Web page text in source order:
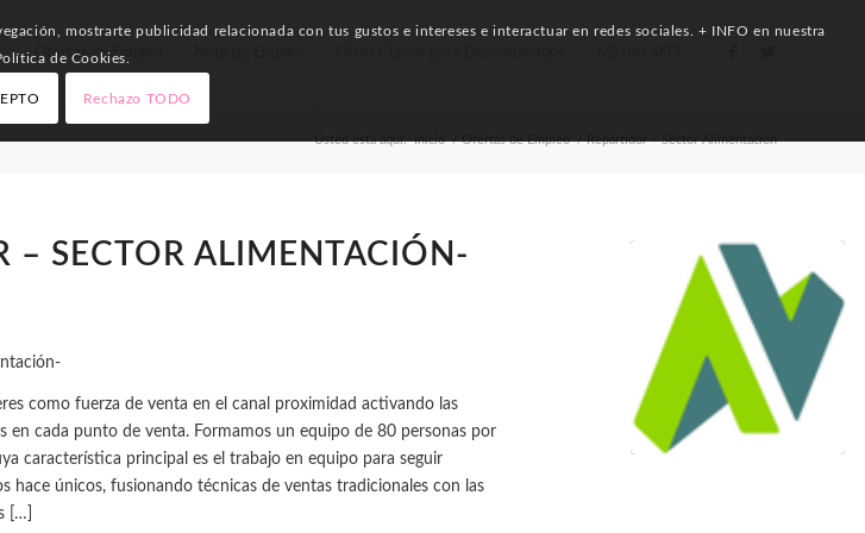
Ofertas de Empleo
Usted está aquí: Inicio / Ofertas de Empleo / Repartidor – Sector Alimentación-
– SECTOR ALIMENTACIÓN-
como fuerza de venta en el canal proximidad activando las
en cada punto de venta. Formamos un equipo de 80 personas por
característica principal es el trabajo en equipo para seguir
hace únicos, fusionando técnicas de ventas tradicionales con las
[…]
mostrarte publicidad relacionada con tus gustos e intereses e interactuar en redes sociales. + INFO en nuestra
de Cookies.
Rechazo TODO